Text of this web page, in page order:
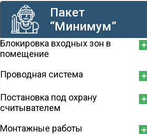
Пакет
“Минимум”
Блокировка входных зон в
помещение
Проводная система
Постановка под охрану
считывателем
Монтажные работы